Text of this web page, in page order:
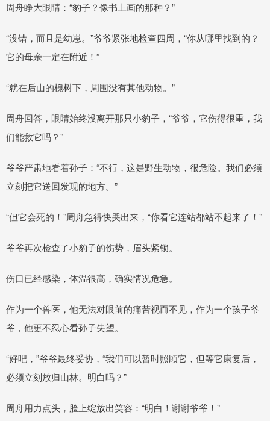
周舟睁大眼睛：“豹子？像书上画的那种？”
“没错，而且是幼崽。”爷爷紧张地检查四周，“你从哪里找到的？
它的母亲一定在附近！”
“就在后山的槐树下，周围没有其他动物。”
周舟回答，眼睛始终没离开那只小豹子，“爷爷，它伤得很重，我
们能救它吗？”
爷爷严肃地看着孙子：“不行，这是野生动物，很危险。我们必须
立刻把它送回发现的地方。”
“但它会死的！”周舟急得快哭出来，“你看它连站都站不起来了！”
爷爷再次检查了小豹子的伤势，眉头紧锁。
伤口已经感染，体温很高，确实情况危急。
作为一个兽医，他无法对眼前的痛苦视而不见，作为一个孩子爷
爷，他更不忍心看孙子失望。
“好吧，”爷爷最终妥协，“我们可以暂时照顾它，但等它康复后，
必须立刻放归山林。明白吗？”
周舟用力点头，脸上绽放出笑容：“明白！谢谢爷爷！”